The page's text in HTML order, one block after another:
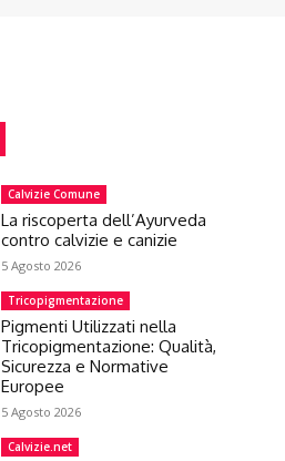
Calvizie Comune
La riscoperta dell’Ayurveda
contro calvizie e canizie
5 Agosto 2026
Tricopigmentazione
Pigmenti Utilizzati nella
Tricopigmentazione: Qualità,
Sicurezza e Normative
Europee
5 Agosto 2026
Calvizie.net